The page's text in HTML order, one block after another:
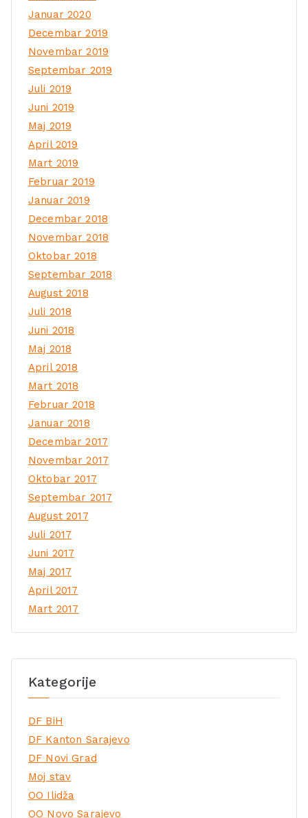
Januar 2020
Decembar 2019
Novembar 2019
Septembar 2019
Juli 2019
Juni 2019
Maj 2019
April 2019
Mart 2019
Februar 2019
Januar 2019
Decembar 2018
Novembar 2018
Oktobar 2018
Septembar 2018
August 2018
Juli 2018
Juni 2018
Maj 2018
April 2018
Mart 2018
Februar 2018
Januar 2018
Decembar 2017
Novembar 2017
Oktobar 2017
Septembar 2017
August 2017
Juli 2017
Juni 2017
Maj 2017
April 2017
Mart 2017
Kategorije
DF BiH
DF Kanton Sarajevo
DF Novi Grad
Moj stav
OO Ilidža
OO Novo Sarajevo